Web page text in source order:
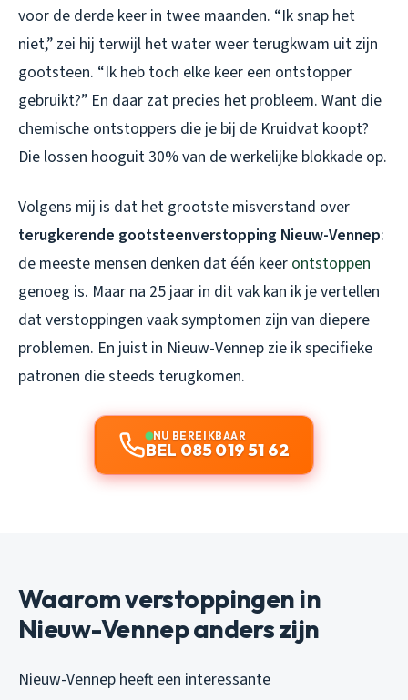
voor de derde keer in twee maanden. “Ik snap het
niet,” zei hij terwijl het water weer terugkwam uit zijn
gootsteen. “Ik heb toch elke keer een ontstopper
gebruikt?” En daar zat precies het probleem. Want die
chemische ontstoppers die je bij de Kruidvat koopt?
Die lossen hooguit 30% van de werkelijke blokkade op.
Volgens mij is dat het grootste misverstand over
terugkerende gootsteenverstopping Nieuw-Vennep:
de meeste mensen denken dat één keer ontstoppen
genoeg is. Maar na 25 jaar in dit vak kan ik je vertellen
dat verstoppingen vaak symptomen zijn van diepere
problemen. En juist in Nieuw-Vennep zie ik specifieke
patronen die steeds terugkomen.
NU BEREIKBAAR
BEL 085 019 51 62
Waarom verstoppingen in
Nieuw-Vennep anders zijn
Nieuw-Vennep heeft een interessante